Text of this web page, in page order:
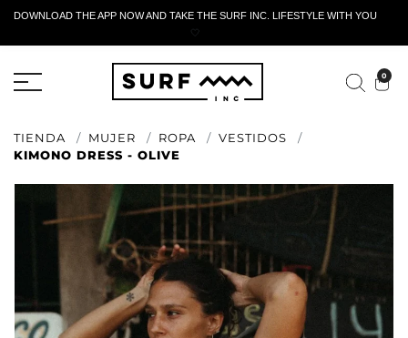
DOWNLOAD THE APP NOW AND TAKE THE SURF INC. LIFESTYLE WITH YOU
🤍
0
TIENDA MUJER ROPA
VESTIDOS
KIMONO DRESS - OLIVE
FORMULARIO DE RETORNO ACTIVO